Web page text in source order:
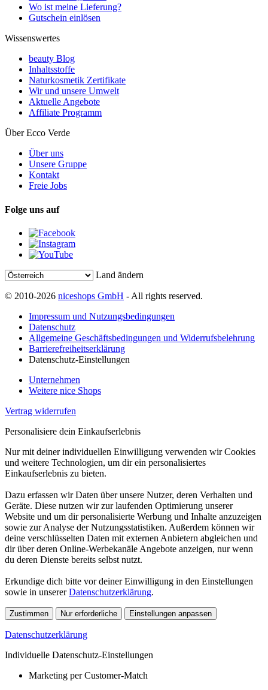
Wo ist meine Lieferung?
Gutschein einlösen
Wissenswertes
beauty Blog
Inhaltsstoffe
Naturkosmetik Zertifikate
Wir und unsere Umwelt
Aktuelle Angebote
Affiliate Programm
Über Ecco Verde
Über uns
Unsere Gruppe
Kontakt
Freie Jobs
Folge uns auf
Land ändern
© 2010-2026 niceshops GmbH - All rights reserved.
Impressum und Nutzungsbedingungen
Datenschutz
Allgemeine Geschäftsbedingungen und Widerrufsbelehrung
Barrierefreiheitserklärung
Datenschutz-Einstellungen
Unternehmen
Weitere nice Shops
Vertrag widerrufen
Personalisiere dein Einkaufserlebnis
Nur mit deiner individuellen Einwilligung verwenden wir Cookies
und weitere Technologien, um dir ein personalisiertes
Einkaufserlebnis zu bieten.
Dazu erfassen wir Daten über unsere Nutzer, deren Verhalten und
Geräte. Diese nutzen wir zur laufenden Optimierung unserer
Website und um dir personalisierte Werbung und Inhalte anzuzeigen
sowie zur Analyse der Nutzungsstatistiken. Außerdem können wir
deine verschlüsselten Daten mit externen Anbietern abgleichen und
dir über deren Online-Werbekanäle Angebote anzeigen, nur wenn
du deren Dienste bereits selbst nutzt.
Erkundige dich bitte vor deiner Einwilligung in den Einstellungen
sowie in unsererDatenschutzerklärung.
Zustimmen Nur erforderliche Einstellungen anpassen
Datenschutzerklärung
Individuelle Datenschutz-Einstellungen
Marketing per Customer-Match